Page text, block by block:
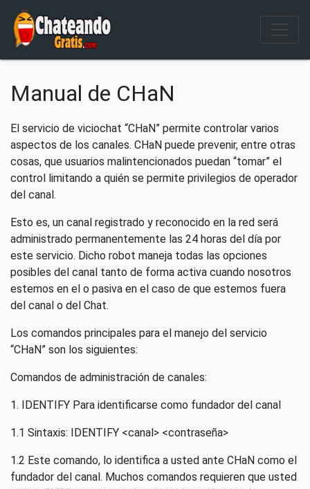
Salir del contenido
Manual de CHaN
El servicio de viciochat “CHaN” permite controlar varios
aspectos de los canales. CHaN puede prevenir, entre otras
cosas, que usuarios malintencionados puedan “tomar” el
control limitando a quién se permite privilegios de operador
del canal.
Esto es, un canal registrado y reconocido en la red será
administrado permanentemente las 24 horas del día por
este servicio. Dicho robot maneja todas las opciones
posibles del canal tanto de forma activa cuando nosotros
estemos en el o pasiva en el caso de que estemos fuera
del canal o del Chat.
Los comandos principales para el manejo del servicio
“CHaN” son los siguientes:
Comandos de administración de canales:
1. IDENTIFY Para identificarse como fundador del canal
1.1 Sintaxis: IDENTIFY <canal> <contraseña>
1.2 Este comando, lo identifica a usted ante CHaN como el
fundador del canal. Muchos comandos requieren que usted